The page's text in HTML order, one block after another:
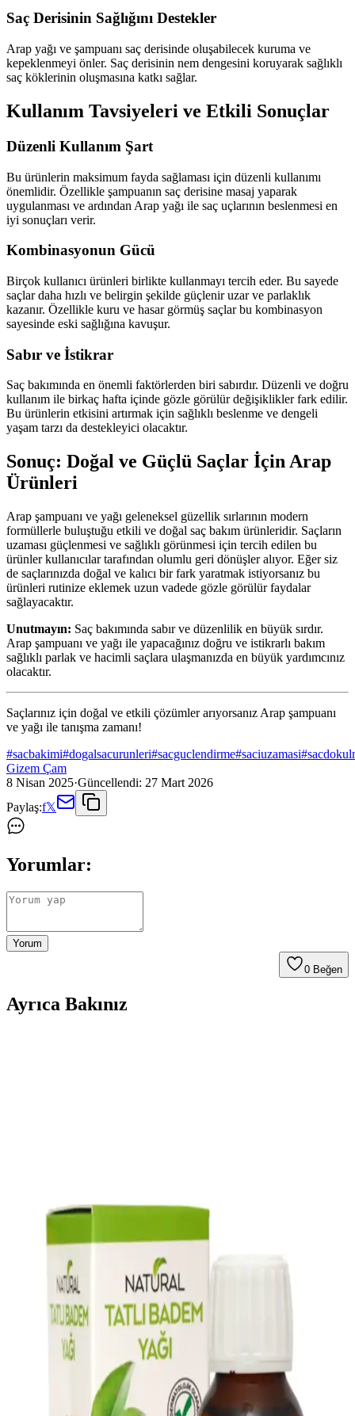
Saç Derisinin Sağlığını Destekler
Arap yağı ve şampuanı saç derisinde oluşabilecek kuruma ve
kepeklenmeyi önler. Saç derisinin nem dengesini koruyarak sağlıklı
saç köklerinin oluşmasına katkı sağlar.
Kullanım Tavsiyeleri ve Etkili Sonuçlar
Düzenli Kullanım Şart
Bu ürünlerin maksimum fayda sağlaması için düzenli kullanımı
önemlidir. Özellikle şampuanın saç derisine masaj yaparak
uygulanması ve ardından Arap yağı ile saç uçlarının beslenmesi en
iyi sonuçları verir.
Kombinasyonun Gücü
Birçok kullanıcı ürünleri birlikte kullanmayı tercih eder. Bu sayede
saçlar daha hızlı ve belirgin şekilde güçlenir uzar ve parlaklık
kazanır. Özellikle kuru ve hasar görmüş saçlar bu kombinasyon
sayesinde eski sağlığına kavuşur.
Sabır ve İstikrar
Saç bakımında en önemli faktörlerden biri sabırdır. Düzenli ve doğru
kullanım ile birkaç hafta içinde gözle görülür değişiklikler fark edilir.
Bu ürünlerin etkisini artırmak için sağlıklı beslenme ve dengeli
yaşam tarzı da destekleyici olacaktır.
Sonuç: Doğal ve Güçlü Saçlar İçin Arap
Ürünleri
Arap şampuanı ve yağı geleneksel güzellik sırlarının modern
formüllerle buluştuğu etkili ve doğal saç bakım ürünleridir. Saçların
uzaması güçlenmesi ve sağlıklı görünmesi için tercih edilen bu
ürünler kullanıcılar tarafından olumlu geri dönüşler alıyor. Eğer siz
de saçlarınızda doğal ve kalıcı bir fark yaratmak istiyorsanız bu
ürünleri rutinize eklemek uzun vadede gözle görülür faydalar
sağlayacaktır.
Unutmayın: Saç bakımında sabır ve düzenlilik en büyük sırdır.
Arap şampuanı ve yağı ile yapacağınız doğru ve istikrarlı bakım
sağlıklı parlak ve hacimli saçlara ulaşmanızda en büyük yardımcınız
olacaktır.
Saçlarınız için doğal ve etkili çözümler arıyorsanız Arap şampuanı
ve yağı ile tanışma zamanı!
#sacbakimi#dogalsacurunleri#sacguclendirme#saciuzamasi#
Gizem Çam
8 Nisan 2025·Güncellendi: 27 Mart 2026
Paylaş:f𝕏
Yorumlar:
Yorum
0 Beğen
Ayrıca Bakınız
Migros'ta bulunan OGX ürünleri, çeşitli saç tiplerine uygun doğal
içerikli ve etkili formüllerle saç sağlığını destekler, uygun fiyat ve
geniş ürün yelpazesiyle bakım rutininizi zenginleştirir.
Pirinç Suyu Nedir ve Güzellik ile Sağlıkta Kullanım
Alanları Hakkında Bilgiler
Pirinç suyu, cilt ve saç bakımında doğal bir tonik ve maske
malzemesi olarak kullanılır. Vitamin ve mineraller içerir, cilt tonunu
dengeler ve saç parlaklığını artırır, ancak dikkatli kullanım önerilir.
Katran Sabunu Nedir ve Cilt ile Saç Sağlığına
Faydaları Nelerdir